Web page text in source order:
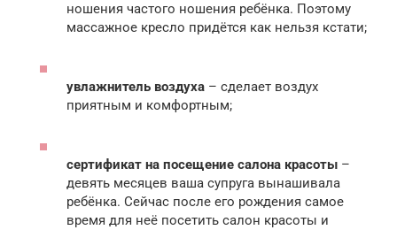
ношения частого ношения ребёнка. Поэтому
массажное кресло придётся как нельзя кстати;
увлажнитель воздуха – сделает воздух
приятным и комфортным;
сертификат на посещение салона красоты –
девять месяцев ваша супруга вынашивала
ребёнка. Сейчас после его рождения самое
время для неё посетить салон красоты и